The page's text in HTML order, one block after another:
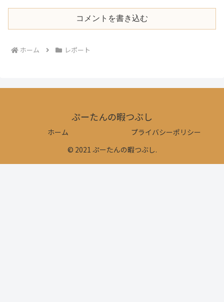
コメントを書き込む
ホーム レポート
ぷーたんの暇つぶし
ホーム
プライバシーポリシー
© 2021 ぷーたんの暇つぶし.